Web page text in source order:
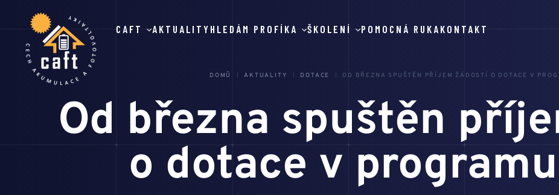
CAFT AKTUALITY HLEDÁM PROFÍKA ŠKOLENÍ POMOCNÁ RUKA KONTAKT
DOMŮ AKTUALITY DOTACE OD BŘEZNA SPUŠTĚN PŘÍJEM ŽÁDOSTÍ O DOTACE V
Od března spuštěn
o dotace v